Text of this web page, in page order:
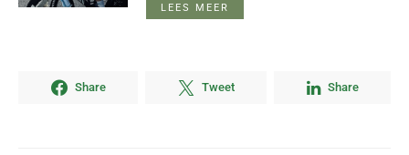
LEES MEER
Share Tweet Share